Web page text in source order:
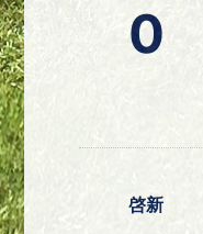
0
啓新